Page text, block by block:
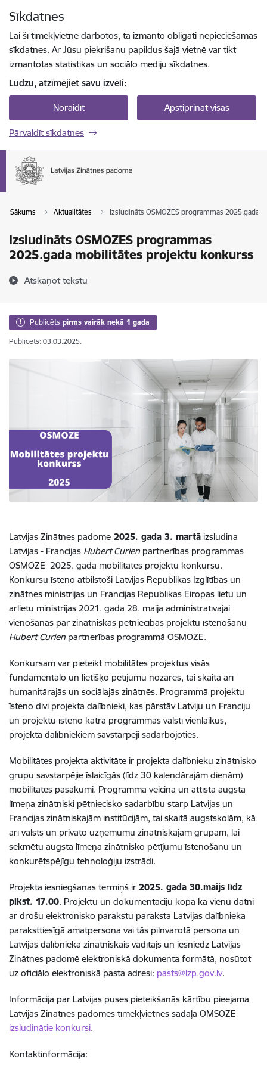
Sīkdatnes
Lai šī tīmekļvietne darbotos, tā izmanto obligāti nepieciešamās
sīkdatnes. Ar Jūsu piekrišanu papildus šajā vietnē var tikt
izmantotas statistikas un sociālo mediju sīkdatnes.
Lūdzu, atzīmējiet savu izvēli:
Noraidīt Apstiprināt visas
Pārvaldīt sīkdatnes
Sākums Aktualitātes Izsludināts OSMOZES programmas 2025.gada
Izsludināts OSMOZES programmas
2025.gada mobilitātes projektu konkurss
Atskaņot tekstu
Publicēts pirms vairāk nekā 1 gada
Publicēts: 03.03.2025.
Latvijas Zinātnes padome 2025. gada 3. martā izsludina
Latvijas - Francijas Hubert Curien partnerības programmas
OSMOZE 2025. gada mobilitātes projektu konkursu.
Konkursu īsteno atbilstoši Latvijas Republikas Izglītības un
zinātnes ministrijas un Francijas Republikas Eiropas lietu un
ārlietu ministrijas 2021. gada 28. maija administratīvajai
vienošanās par zinātniskās pētniecības projektu īstenošanu
Hubert Curien partnerības programmā OSMOZE.
Konkursam var pieteikt mobilitātes projektus visās
fundamentālo un lietišķo pētījumu nozarēs, tai skaitā arī
humanitārajās un sociālajās zinātnēs. Programmā projektu
īsteno divi projekta dalībnieki, kas pārstāv Latviju un Franciju
un projektu īsteno katrā programmas valstī vienlaikus,
projekta dalībniekiem savstarpēji sadarbojoties.
Mobilitātes projekta aktivitāte ir projekta dalībnieku zinātnisko
grupu savstarpējie īslaicīgās (līdz 30 kalendārajām dienām)
mobilitātes pasākumi. Programma veicina un attīsta augsta
līmeņa zinātniski pētniecisko sadarbību starp Latvijas un
Francijas zinātniskajām institūcijām, tai skaitā augstskolām, kā
arī valsts un privāto uzņēmumu zinātniskajām grupām, lai
sekmētu augsta līmeņa zinātnisko pētījumu īstenošanu un
konkurētspējīgu tehnoloģiju izstrādi.
Projekta iesniegšanas termiņš ir 2025. gada 30.maijs līdz
plkst. 17.00. Projektu un dokumentāciju kopā kā vienu datni
ar drošu elektronisko parakstu paraksta Latvijas dalībnieka
paraksttiesīgā amatpersona vai tās pilnvarotā persona un
Latvijas dalībnieka zinātniskais vadītājs un iesniedz Latvijas
Zinātnes padomē elektroniskā dokumenta formātā, nosūtot
uz oficiālo elektroniskā pasta adresi: pasts@lzp.gov.lv.
Informācija par Latvijas puses pieteikšanās kārtību pieejama
Latvijas Zinātnes padomes tīmekļvietnes sadaļā OMSOZE
izsludinātie konkursi.
Kontaktinformācija: